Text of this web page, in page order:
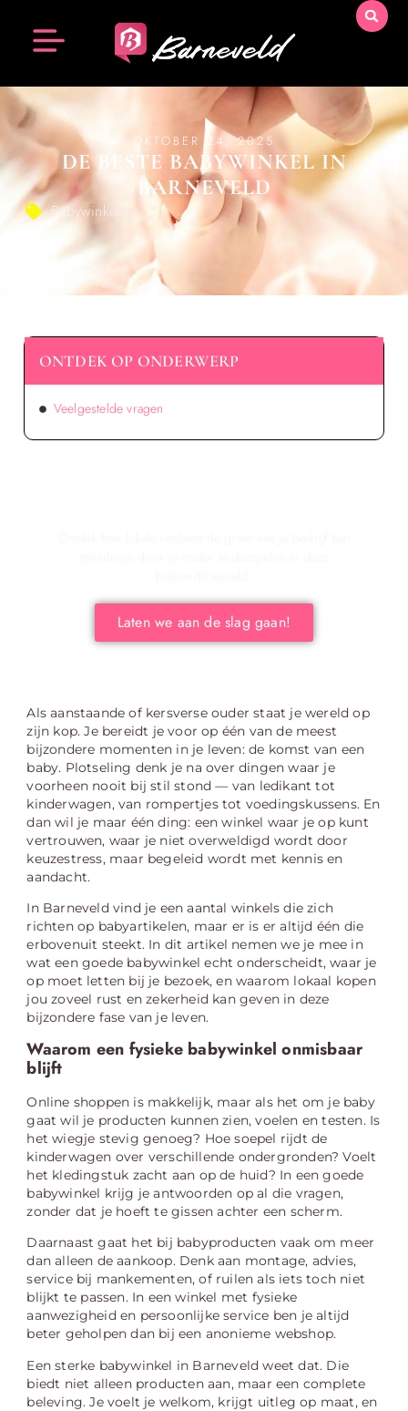
OKTOBER 24, 2025
DE BESTE BABYWINKEL IN
BARNEVELD
Babywinkel
Als aanstaande of kersverse ouder staat je wereld op
zijn kop. Je bereidt je voor op één van de meest
bijzondere momenten in je leven: de komst van een
baby. Plotseling denk je na over dingen waar je
voorheen nooit bij stil stond — van ledikant tot
kinderwagen, van rompertjes tot voedingskussens. En
dan wil je maar één ding: een winkel waar je op kunt
vertrouwen, waar je niet overweldigd wordt door
keuzestress, maar begeleid wordt met kennis en
aandacht.
In Barneveld vind je een aantal winkels die zich
richten op babyartikelen, maar er is er altijd één die
erbovenuit steekt. In dit artikel nemen we je mee in
wat een goede babywinkel echt onderscheidt, waar je
op moet letten bij je bezoek, en waarom lokaal kopen
jou zoveel rust en zekerheid kan geven in deze
bijzondere fase van je leven.
Waarom een fysieke babywinkel onmisbaar
blijft
Online shoppen is makkelijk, maar als het om je baby
gaat wil je producten kunnen zien, voelen en testen. Is
het wiegje stevig genoeg? Hoe soepel rijdt de
kinderwagen over verschillende ondergronden? Voelt
het kledingstuk zacht aan op de huid? In een goede
babywinkel krijg je antwoorden op al die vragen,
zonder dat je hoeft te gissen achter een scherm.
Daarnaast gaat het bij babyproducten vaak om meer
dan alleen de aankoop. Denk aan montage, advies,
service bij mankementen, of ruilen als iets toch niet
blijkt te passen. In een winkel met fysieke
aanwezigheid en persoonlijke service ben je altijd
beter geholpen dan bij een anonieme webshop.
Een sterke babywinkel in Barneveld weet dat. Die
biedt niet alleen producten aan, maar een complete
beleving. Je voelt je welkom, krijgt uitleg op maat, en
ONTDEK OP ONDERWERP
Veelgestelde vragen
Laten we aan de slag gaan!